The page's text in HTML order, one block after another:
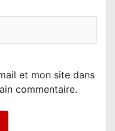
et mon site dans
commentaire.